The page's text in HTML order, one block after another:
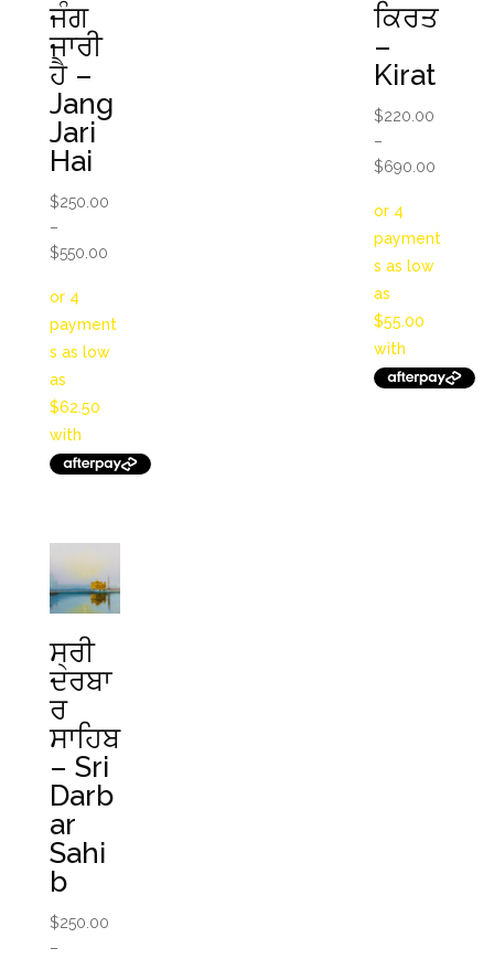
ਜੰਗ
ਜਾਰੀ
ਹੈ –
Jang
Jari
Hai
$250.00
–
$550.00Price
through
$550.00
ਕਿਰਤ
–
Kirat
$220.00
–
$690.00Price
through
ਸ੍ਰੀ
ਦਰਬਾ
ਰ
ਸਾਹਿਬ
– Sri
Darb
ar
Sahi
b
$250.00
–